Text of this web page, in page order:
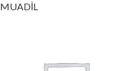
MUADİL